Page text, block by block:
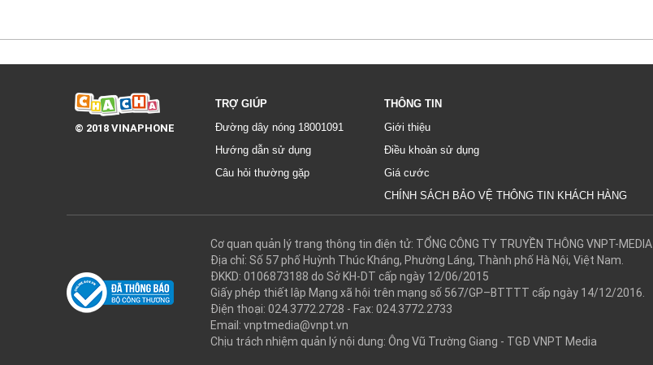
© 2018 VINAPHONE
TRỢ GIÚP
Đường dây nóng 18001091
Hướng dẫn sử dụng
Câu hỏi thường gặp
THÔNG TIN
Giới thiệu
Điều khoản sử dụng
Giá cước
CHÍNH SÁCH BẢO VỆ THÔNG TIN KHÁCH HÀNG
Cơ quan quản lý trang thông tin điện tử: TỔNG CÔNG TY TRUYỀN THÔNG VNPT-MEDIA
Địa chỉ: Số 57 phố Huỳnh Thúc Kháng, Phường Láng, Thành phố Hà Nội, Việt Nam.
ĐKKD: 0106873188 do Sở KH-DT cấp ngày 12/06/2015
Giấy phép thiết lập Mạng xã hội trên mạng số 567/GP–BTTTT cấp ngày 14/12/2016.
Điện thoại: 024.3772.2728 - Fax: 024.3772.2733
Email: vnptmedia@vnpt.vn
Chịu trách nhiệm quản lý nội dung: Ông Vũ Trường Giang - TGĐ VNPT Media